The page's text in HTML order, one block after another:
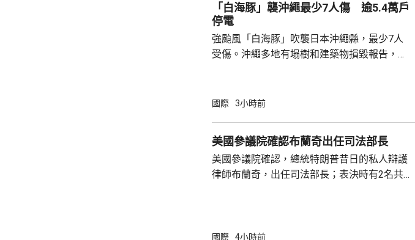
小規模的軍事升級也可能引發負面效應，...
「白海豚」襲沖繩最少7人傷 逾5.4萬戶
停電
強颱風「白海豚」吹襲日本沖繩縣，最少7人
受傷。沖繩多地有塌樹和建築物損毀報告，有
縣奄美群島亦有近4萬戶停電，幾百人疏散到
最大風速每小時162公里，陣風最大風速每小
時216公里。沖繩部分地區24小時雨量超過
200毫米，預計「白海豚」移動速...
國際 3小時前
美國參議院確認布蘭奇出任司法部長
美國參議院確認，總統特朗普昔日的私人辯護
律師布蘭奇，出任司法部長；表決時有2名共
邦迪後，由52歲的布蘭奇擔任代理司法部長。
國際 4小時前